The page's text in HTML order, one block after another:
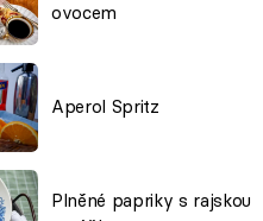
ovocem
Aperol Spritz
Plněné papriky s rajskou